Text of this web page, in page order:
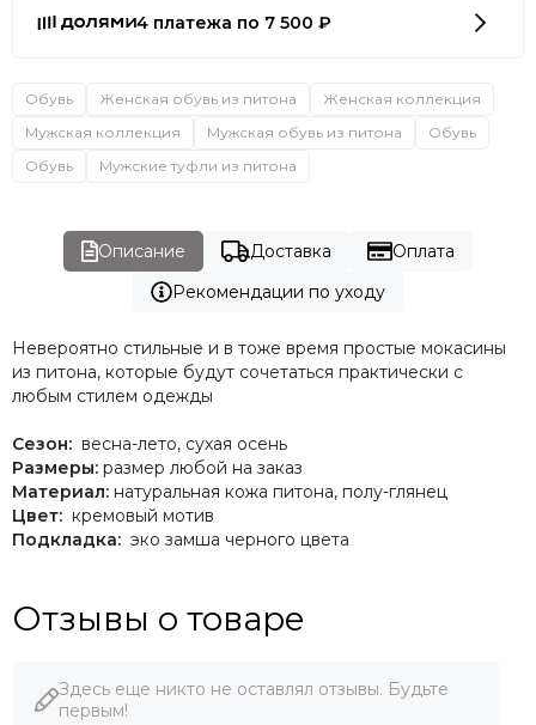
4 платежа по 7 500 ₽
Обувь Женская обувь из питона
Женская коллекция
Мужская коллекция
Мужская обувь из питона
Обувь
Обувь
Мужские туфли из питона
Описание Доставка
Оплата
Рекомендации по уходу
Невероятно стильные и в тоже время простые мокасины
из питона, которые будут сочетаться практически с
любым стилем одежды
Сезон: весна-лето, сухая осень
Размеры: размер любой на заказ
Материал: натуральная кожа питона, полу-глянец
Цвет: кремовый мотив
Подкладка: эко замша черного цвета
Отзывы о товаре
Здесь еще никто не оставлял отзывы. Будьте
первым!